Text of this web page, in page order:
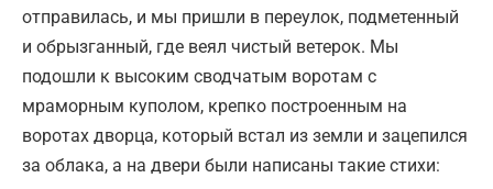
отправилась, и мы пришли в переулок, подметенный
и обрызганный, где веял чистый ветерок. Мы
подошли к высоким сводчатым воротам с
мраморным куполом, крепко построенным на
воротах дворца, который встал из земли и зацепился
за облака, а на двери были написаны такие стихи: